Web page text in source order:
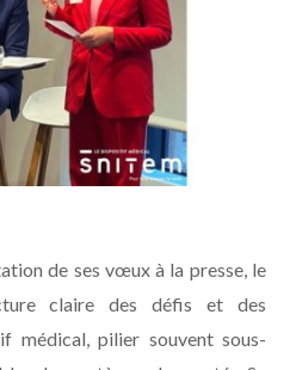
de ses vœux à la presse, le
claire des défis et des
médical, pilier souvent sous-